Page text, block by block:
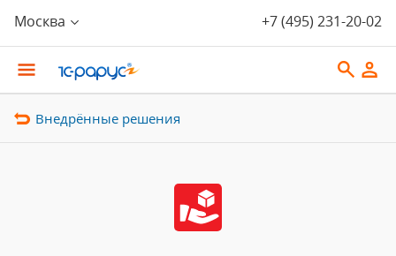
Москва +7 (495) 231-20-02
Внедрённые решения